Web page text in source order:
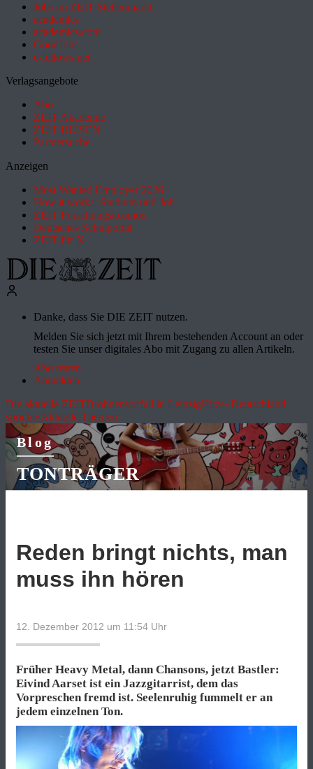
Jobs im ZEIT Stellenmarkt
academics
academics.com
GoodJobs
e-fellows.net
Verlagsangebote
Abo
ZEIT Akademie
ZEIT REISEN
Partnersuche
Anzeigen
Most Wanted Employer 2026
How it works: Studium und Job
ZEIT Forschungskosmos
Deutsches Schulportal
ZEIT für X
Danke, dass Sie DIE ZEIT nutzen.
Melden Sie sich jetzt mit Ihrem bestehenden Account an oder
testen Sie unser digitales Abo mit Zugang zu allen Artikeln.
Abo testen
Anmelden
Die aktuelle ZEITDrohnenvorfall in LeipzigHitze»Deutschland
spricht«Aktuelle Themen
Blog
TONTRÄGER
Reden bringt nichts, man
muss ihn hören
12. Dezember 2012 um 11:54 Uhr
Früher Heavy Metal, dann Chansons, jetzt Bastler:
Eivind Aarset ist ein Jazzgitarrist, dem das
Vorpreschen fremd ist. Seelenruhig fummelt er an
jedem einzelnen Ton.